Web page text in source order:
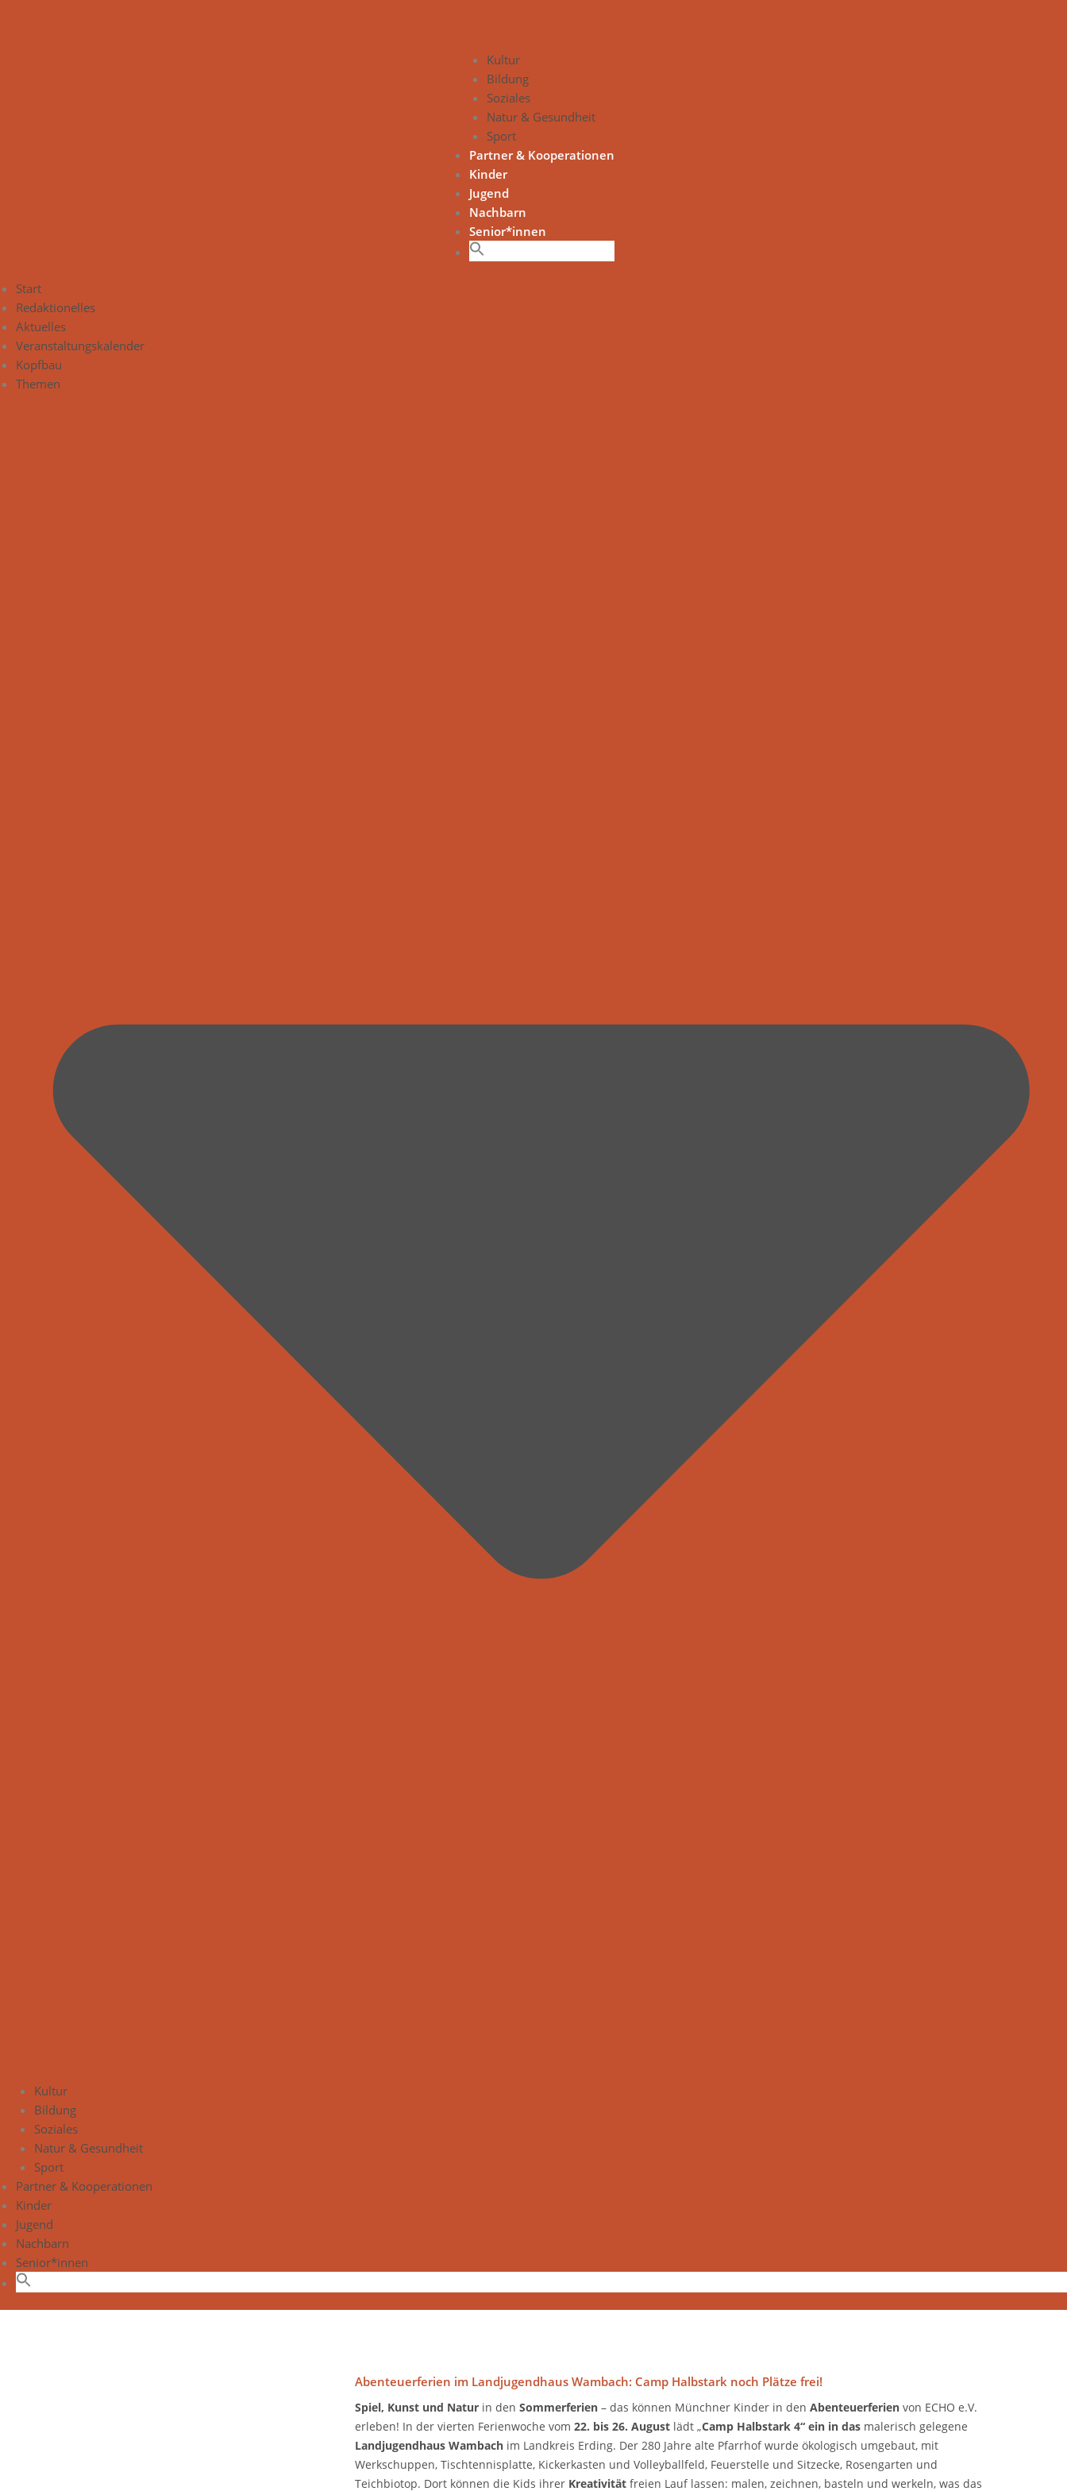
Kultur
Bildung
Soziales
Natur & Gesundheit
Sport
Partner & Kooperationen
Kinder
Jugend
Nachbarn
Senior*innen
Start
Redaktionelles
Aktuelles
Veranstaltungskalender
Kopfbau
Themen
Kultur
Bildung
Soziales
Natur & Gesundheit
Sport
Partner & Kooperationen
Kinder
Jugend
Nachbarn
Senior*innen
Abenteuerferien im Landjugendhaus Wambach: Camp Halbstark noch Plätze frei!
Spiel, Kunst und Naturin den Sommerferien– das können Münchner Kinder in den Abenteuerferienvon ECHO e.V.
erleben! In der vierten Ferienwoche vom 22. bis 26. Augustlädt „Camp Halbstark 4“ein in das malerisch gelegene
Landjugendhaus Wambachim Landkreis Erding. Der 280 Jahre alte Pfarrhof wurde ökologisch umgebaut, mit
Werkschuppen, Tischtennisplatte, Kickerkasten und Volleyballfeld, Feuerstelle und Sitzecke, Rosengarten und
Teichbiotop. Dort können die Kids ihrer Kreativitätfreien Lauf lassen: malen, zeichnen, basteln und werkeln, was das